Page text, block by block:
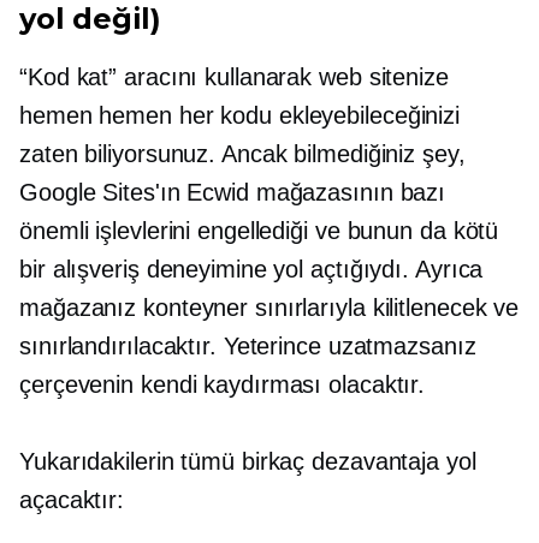
yol değil)
“Kod kat” aracını kullanarak web sitenize
hemen hemen her kodu ekleyebileceğinizi
zaten biliyorsunuz. Ancak bilmediğiniz şey,
Google Sites'ın Ecwid mağazasının bazı
önemli işlevlerini engellediği ve bunun da kötü
bir alışveriş deneyimine yol açtığıydı. Ayrıca
mağazanız konteyner sınırlarıyla kilitlenecek ve
sınırlandırılacaktır. Yeterince uzatmazsanız
çerçevenin kendi kaydırması olacaktır.
Yukarıdakilerin tümü birkaç dezavantaja yol
açacaktır: